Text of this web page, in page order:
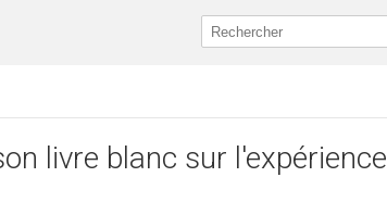
livre blanc sur l'expérience